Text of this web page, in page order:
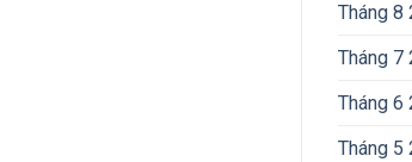
Tháng 8
Tháng 7
Tháng 6
Tháng 5